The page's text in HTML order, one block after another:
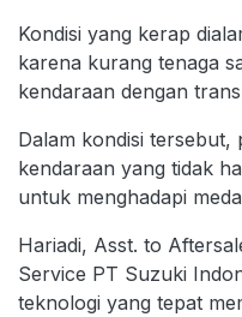
Kondisi yang kerap
karena kurang tenaga
kendaraan dengan
Dalam kondisi tersebut,
kendaraan yang tidak
untuk menghadapi
Hariadi, Asst. to
Service PT Suzuki
teknologi yang tepat